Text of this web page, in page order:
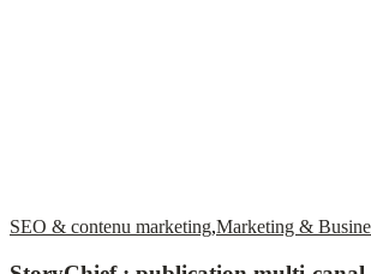
SEO & contenu marketing,Marketing &